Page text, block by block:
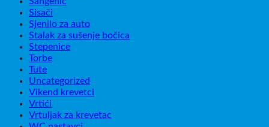
Sisači
Sjenilo za auto
Stalak za sušenje bočica
Stepenice
Torbe
Tute
Uncategorized
Vikend krevetci
Vrtići
Vrtuljak za krevetac